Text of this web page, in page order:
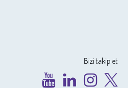
Bizi takip et